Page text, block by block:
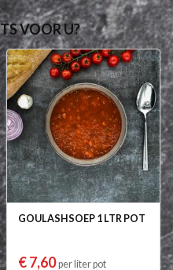
VOOR U?
GOULASHSOEP 1 LTR POT
€ 7,60per liter pot